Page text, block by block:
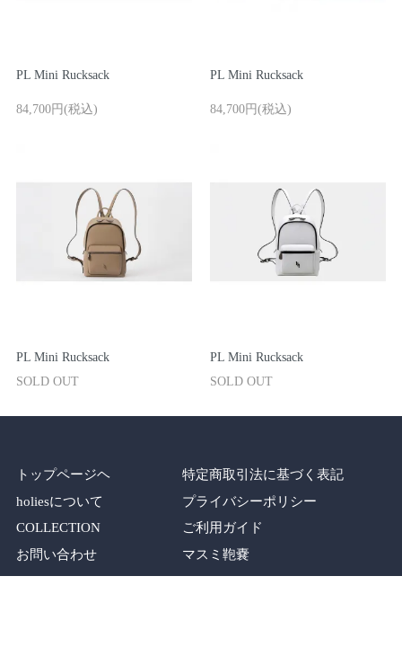
PL Mini Rucksack
84,700円(税込)
PL Mini Rucksack
84,700円(税込)
PL Mini Rucksack
SOLD OUT
PL Mini Rucksack
SOLD OUT
トップページヘ
holiesについて
COLLECTION
お問い合わせ
SHOP
特定商取引法に基づく表記
プライバシーポリシー
ご利用ガイド
マスミ鞄嚢